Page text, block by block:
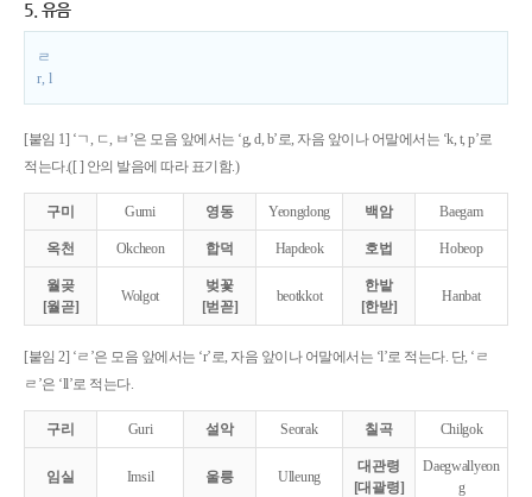
5. 유음
ㄹ
r, l
[붙임 1] ‘ㄱ, ㄷ, ㅂ’은 모음 앞에서는 ‘g, d, b’로, 자음 앞이나 어말에서는 ‘k, t, p’로
적는다.([ ] 안의 발음에 따라 표기함.)
구미 Gumi 영동 Yeongdong 백암 Baegam
옥천 Okcheon 합덕 Hapdeok 호법 Hobeop
월곶
[월곧]
Wolgot
벚꽃
[벋꼳]
beotkkot
한밭
[한받]
Hanbat
[붙임 2] ‘ㄹ’은 모음 앞에서는 ‘r’로, 자음 앞이나 어말에서는 ‘l’로 적는다. 단, ‘ㄹ
ㄹ’은 ‘ll’로 적는다.
구리 Guri 설악 Seorak 칠곡 Chilgok
임실 Imsil 울릉 Ulleung
대관령
[대괄령]
Daegwallyeon
g